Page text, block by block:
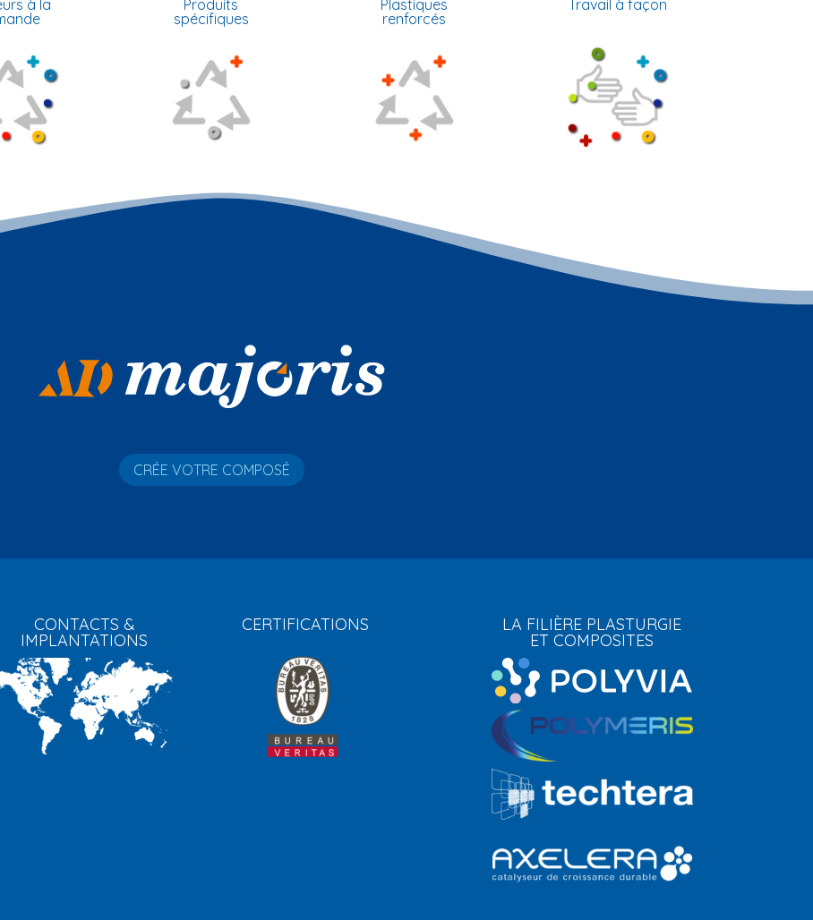
à la
Produits
spécifiques
Plastiques
renforcés
Travail à façon
CRÉE VOTRE COMPOSÉ
CONTACTS &
IMPLANTATIONS
CERTIFICATIONS LA FILIÈRE PLASTURGIE
ET COMPOSITES